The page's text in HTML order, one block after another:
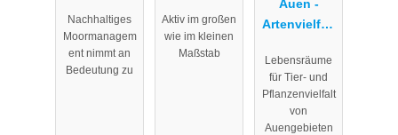
Nachhaltiges
Moormanagem
ent nimmt an
Bedeutung zu
g
Aktiv im großen
wie im kleinen
Maßstab
Auen -
Artenvielfalt
Hochwasser
schutz
Lebensräume
für Tier- und
Pflanzenvielfalt
von
Auengebieten